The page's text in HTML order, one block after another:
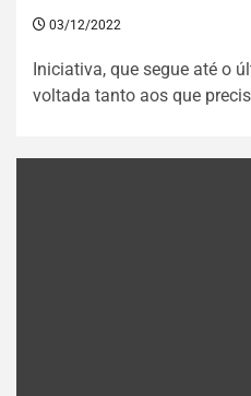
03/12/2022
Iniciativa, que segue até o
voltada tanto aos que